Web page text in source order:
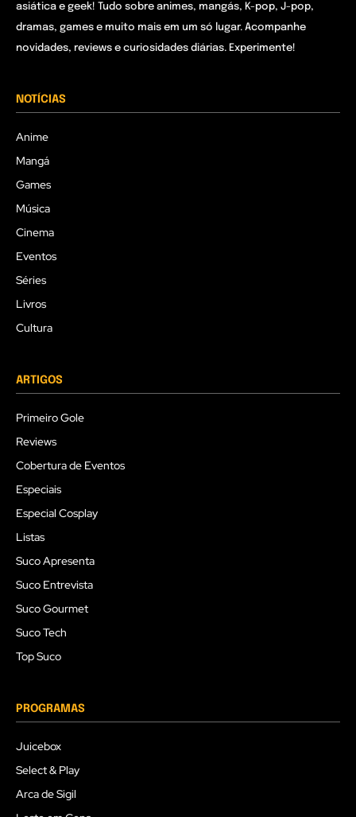
asiática e geek! Tudo sobre animes, mangás, K-pop, J-pop,
dramas, games e muito mais em um só lugar. Acompanhe
novidades, reviews e curiosidades diárias. Experimente!
NOTÍCIAS
Anime
Mangá
Games
Música
Cinema
Eventos
Séries
Livros
Cultura
ARTIGOS
Primeiro Gole
Reviews
Cobertura de Eventos
Especiais
Especial Cosplay
Listas
Suco Apresenta
Suco Entrevista
Suco Gourmet
Suco Tech
Top Suco
PROGRAMAS
Juicebox
Select & Play
Arca de Sigil